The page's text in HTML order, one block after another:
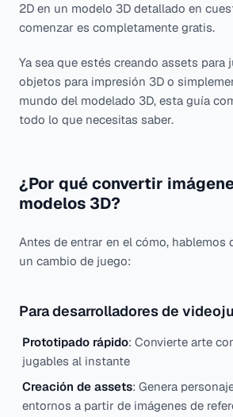
2D en un modelo 3D detallado en
comenzar es completamente gratis.
Ya sea que estés creando assets para
objetos para impresión 3D o
mundo del modelado 3D, esta guía
todo lo que necesitas saber.
¿Por qué convertir
modelos 3D?
Antes de entrar en el cómo, hablemos
un cambio de juego:
Para desarrolladores de
Prototipado rápido: Convierte arte
jugables al instante
Creación de assets: Genera
entornos a partir de imágenes de